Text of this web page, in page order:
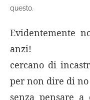
questo.
Evidentemente
anzi!
cercano di
per non dire di no
senza pensare